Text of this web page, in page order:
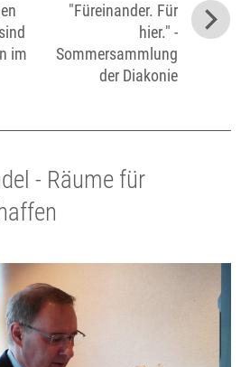
im
"Füreinander. Für
hier." -
Sommersammlung
der Diakonie
- Räume für